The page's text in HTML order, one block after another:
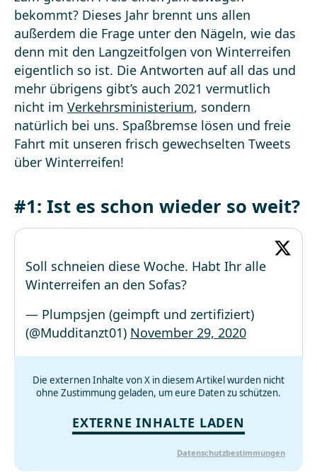
bekommt? Dieses Jahr brennt uns allen
außerdem die Frage unter den Nägeln, wie das
denn mit den Langzeitfolgen von Winterreifen
eigentlich so ist. Die Antworten auf all das und
mehr übrigens gibt’s auch 2021 vermutlich
nicht im Verkehrsministerium, sondern
natürlich bei uns. Spaßbremse lösen und freie
Fahrt mit unseren frisch gewechselten Tweets
über Winterreifen!
#1: Ist es schon wieder so weit?
Soll schneien diese Woche. Habt Ihr alle
Winterreifen an den Sofas?
— Plumpsjen (geimpft und zertifiziert)
(@Mudditanzt01) November 29, 2020
Die externen Inhalte von X in diesem Artikel wurden nicht
ohne Zustimmung geladen, um eure Daten zu schützen.
EXTERNE INHALTE LADEN
Datenschutzbestimmungen